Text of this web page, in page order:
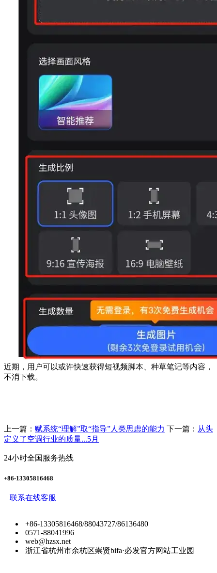
近期，用户可以或许快速获得短视频脚本、种草笔记等内容，
不消下载。
上一篇： 赋系统“理解”取“指导”人类思虑的能力 下一篇： 从头
定义了空调行业的质量...5月
24小时全国服务热线
+86-13305816468
联系在线客服
+86-13305816468/88043727/86136480
0571-88041996
web@hzsx.net
浙江省杭州市余杭区崇贤bifa·必发官方网站工业园